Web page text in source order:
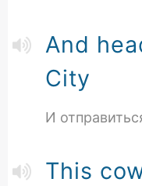
And
City
И
This